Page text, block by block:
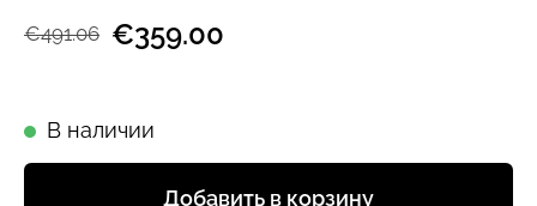
€491.06 €359.00
В наличии
Добавить в корзину